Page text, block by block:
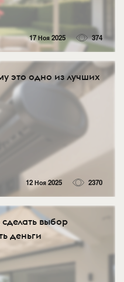
17 Ноя 2025 374
это одно из лучших
12 Ноя 2025 2370
выбор
деньги